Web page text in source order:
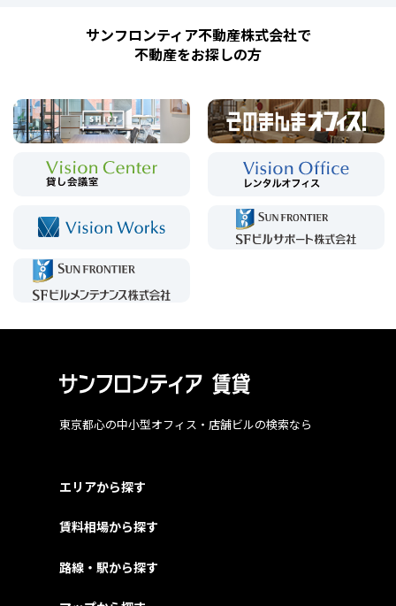
サンフロンティア不動産株式会社で
不動産をお探しの方
東京都心の中小型オフィス・店舗ビルの検索なら
エリアから探す
賃料相場から探す
路線・駅から探す